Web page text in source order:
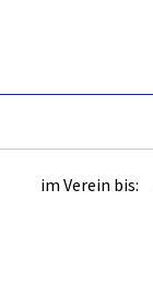
im Verein bis: